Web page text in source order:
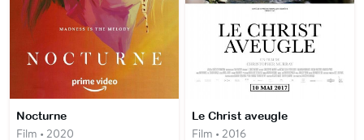
Nocturne
Film • 2020
Le Christ aveugle
Film • 2016